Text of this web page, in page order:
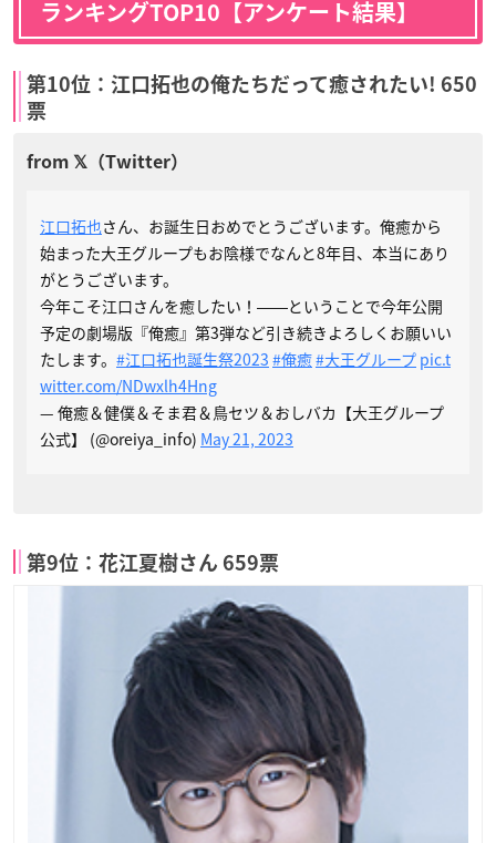
ランキングTOP10【アンケート結果】
第10位：江口拓也の俺たちだって癒されたい! 650
票
江口拓也さん、お誕生日おめでとうございます。俺癒から
始まった大王グループもお陰様でなんと8年目、本当にあり
がとうございます。
今年こそ江口さんを癒したい！――ということで今年公開
予定の劇場版『俺癒』第3弾など引き続きよろしくお願いい
たします。 #江口拓也誕生祭2023 #俺癒#大王グループ pic.t
witter.com/NDwxlh4Hng
— 俺癒＆健僕＆そま君＆鳥セツ＆おしバカ【大王グループ
公式】 (@oreiya_info) May 21, 2023
第9位：花江夏樹さん 659票